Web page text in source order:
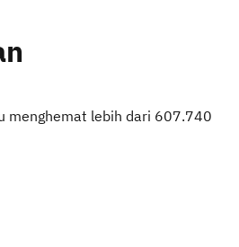
menghemat lebih dari 607.740